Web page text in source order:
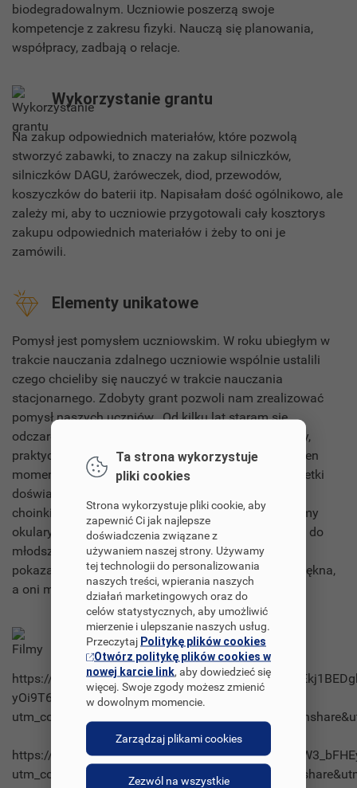
biodegradowalnym. Uczniowie poszerzą swoje
kompetencje z zakresu fizyki. Nauczą się planowania,
współpracy, zadbają o relacje.
Wykorzystanie grantu
Na zakup odpowiednich materiałów, które pozwolą
stworzyć zabawki, to znaczy na zakup silniczków,
silniczków DAGU, żaróweczek, diod, przewodów,
koszyczków do baterii itp. Napisałam dość ogólnikowo, ale
zależy mi, aby to uczniowie przygotowali cały kosztorys
zakupu odpowiednich materiałów i żeby to oni je
zamówili.
Elementy unikatowe
Pomysł jest pomysłem uczniowskim. W roku ubiegłym w
trakcie nauczania zdalnego uczniowie wspólnie ustalili
czego chcieliby się nauczyć w trakcie nauczania
stacjonarnego. Zdobyty grant pozwoli nam zrealizować
pomysł naszych uczniów. Od kilku lat staram się
odczarować fizykę, pokazać uczniom, że jest to fajny,
praktyczny przedmiot, którym można się bawić. Na ten
moment idziemy w dobrym kierunku. Wykonujemy setki
doświadczeń, tworzymy latarki, projektory, tańczące
choinki. Pracujemy również z Arduino, wykorzystujemy
okulary VR oraz Makey Makey. Wychodzimy z fizyką do
młodszych uczniów z klas 1-3. Grant pomógłby mi
pokazać młodym ludziom, że fizyka jest po prostu piękna,
a oni mogą się nią bawić.
Filmy
https://www.canva.com/design/DAEu_AWAb0s/
yOi9T6w/watch?
https://www.canva.com/design/DAEvpiua0Fs/
Ta strona wykorzystuje
pliki cookies
Strona wykorzystuje pliki cookie, aby
zapewnić Ci jak najlepsze
doświadczenia związane z
używaniem naszej strony. Używamy
tej technologii do personalizowania
naszych treści, wpierania naszych
działań marketingowych oraz do
celów statystycznych, aby umożliwić
mierzenie i ulepszanie naszych usług.
Przeczytaj Politykę plików cookies
Otwórz politykę plików cookies w
nowej karcie link, aby dowiedzieć się
więcej. Swoje zgody możesz zmienić
w dowolnym momencie.
Zarządzaj plikami cookies
Zezwól na wszystkie